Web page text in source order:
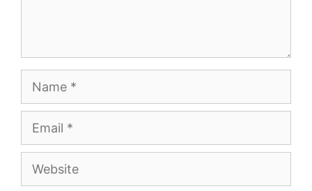
Name
Email
Website